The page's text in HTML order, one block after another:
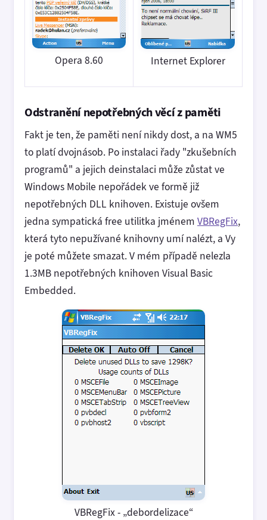
Opera 8.60 Internet Explorer
Odstranění nepotřebných věcí z paměti
Fakt je ten, že paměti není nikdy dost, a na WM5
to platí dvojnásob. Po instalaci řady "zkušebních
programů" a jejich deinstalaci může zůstat ve
Windows Mobile nepořádek ve formě již
nepotřebných DLL knihoven. Existuje ovšem
jedna sympatická free utilitka jménem VBRegFix,
která tyto nepužívané knihovny umí nalézt, a Vy
je poté můžete smazat. V mém případě nelezla
1.3MB nepotřebných knihoven Visual Basic
Embedded.
VBRegFix - „debordelizace“